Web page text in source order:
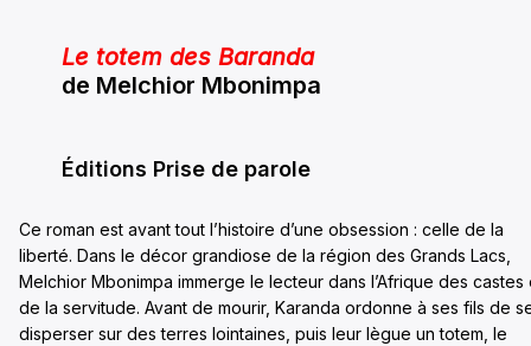
Le totem des Baranda
de Melchior Mbonimpa
Éditions Prise de parole
Ce roman est avant tout l’histoire d’une obsession : celle de la
liberté. Dans le décor grandiose de la région des Grands Lacs,
Melchior Mbonimpa immerge le lecteur dans l’Afrique des castes
de la servitude. Avant de mourir, Karanda ordonne à ses fils de
disperser sur des terres lointaines, puis leur lègue un totem, le